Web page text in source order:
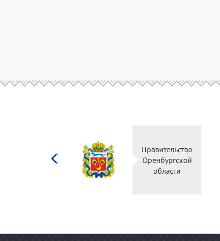
Правительство
Оренбургской
области